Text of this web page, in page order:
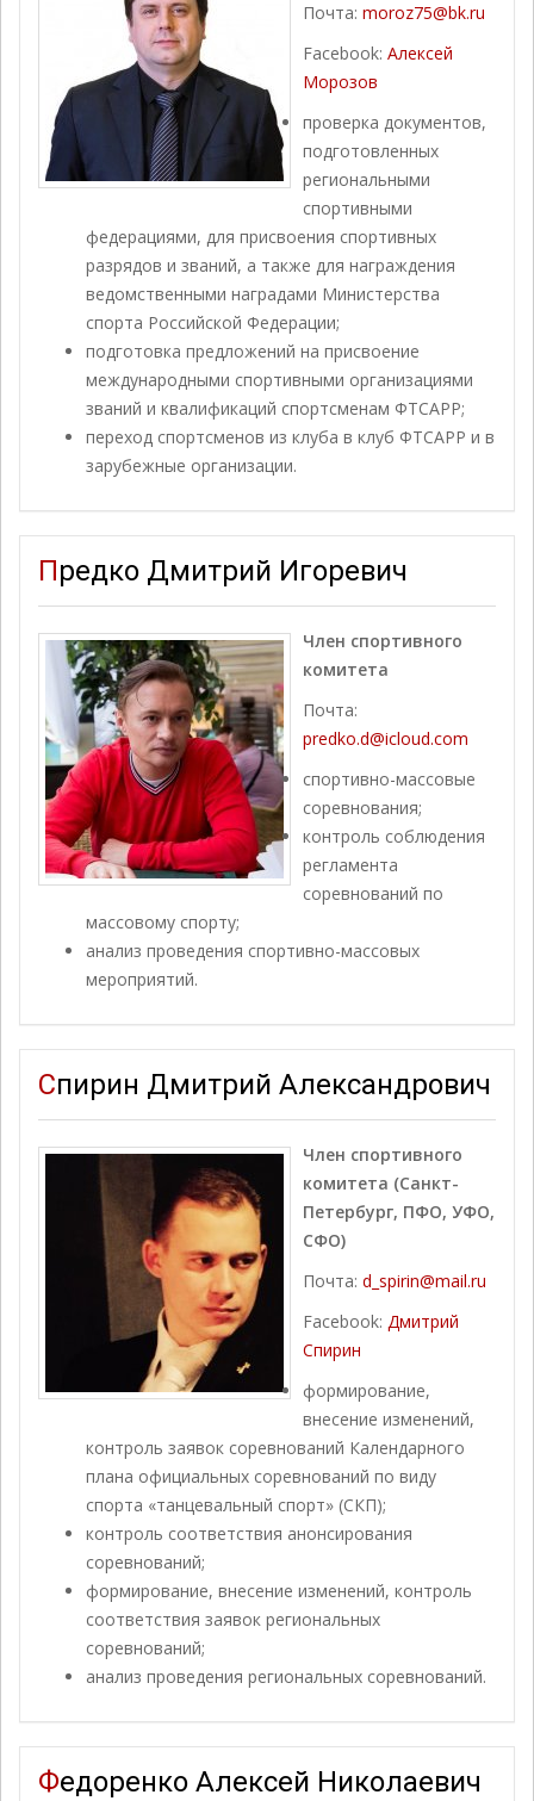
Почта: moroz75@bk.ru
Facebook: Алексей
Морозов
проверка документов,
подготовленных
региональными
спортивными
федерациями, для присвоения спортивных
разрядов и званий, а также для награждения
ведомственными наградами Министерства
спорта Российской Федерации;
подготовка предложений на присвоение
международными спортивными организациями
званий и квалификаций спортсменам ФТСАРР;
переход спортсменов из клуба в клуб ФТСАРР и в
зарубежные организации.
Предко Дмитрий Игоревич
Член спортивного
комитета
Почта:
predko.d@icloud.com
спортивно-массовые
соревнования;
контроль соблюдения
регламента
соревнований по
массовому спорту;
анализ проведения спортивно-массовых
мероприятий.
Спирин Дмитрий Александрович
Член спортивного
комитета (Санкт-
Петербург, ПФО, УФО,
СФО)
Почта: d_spirin@mail.ru
Facebook: Дмитрий
Спирин
формирование,
внесение изменений,
контроль заявок соревнований Календарного
плана официальных соревнований по виду
спорта «танцевальный спорт» (СКП);
контроль соответствия анонсирования
соревнований;
формирование, внесение изменений, контроль
соответствия заявок региональных
соревнований;
анализ проведения региональных соревнований.
Федоренко Алексей Николаевич